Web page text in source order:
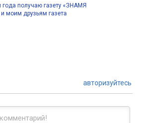
года получаю газету «ЗНАМЯ
моим друзьям газета
авторизуйтесь